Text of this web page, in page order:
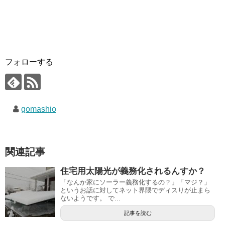
フォローする
gomashio
関連記事
住宅用太陽光が義務化されるんすか？
「なんか家にソーラー義務化するの？」「マジ？」
というお話に対してネット界隈でディスりが止まら
ないようです。 で...
記事を読む